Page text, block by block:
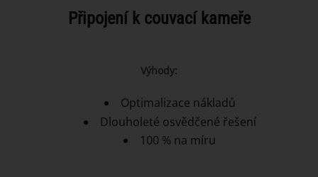
Připojení k couvací kameře
Výhody:
Optimalizace nákladů
Dlouholeté osvědčené řešení
100 % na míru